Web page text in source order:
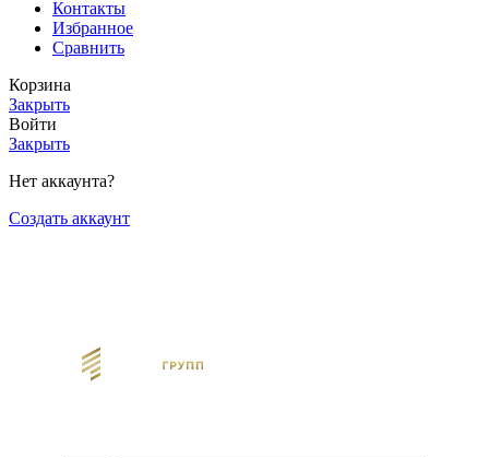
Контакты
Избранное
Сравнить
Корзина
Закрыть
Войти
Закрыть
Нет аккаунта?
Создать аккаунт